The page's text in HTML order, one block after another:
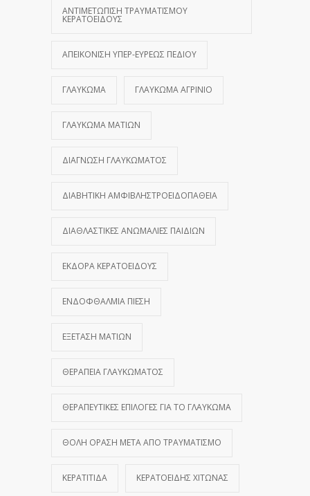
ΑΝΤΙΜΕΤΏΠΙΣΗ ΤΡΑΥΜΑΤΙΣΜΟΎ
ΚΕΡΑΤΟΕΙΔΟΎΣ
ΑΠΕΙΚΌΝΙΣΗ ΥΠΕΡ-ΕΥΡΈΩΣ ΠΕΔΊΟΥ
ΓΛΑΎΚΩΜΑ ΓΛΑΎΚΩΜΑ ΑΓΡΊΝΙΟ
ΓΛΑΎΚΩΜΑ ΜΑΤΙΏΝ
ΔΙΆΓΝΩΣΗ ΓΛΑΥΚΏΜΑΤΟΣ
ΔΙΑΒΗΤΙΚΉ ΑΜΦΙΒΛΗΣΤΡΟΕΙΔΟΠΆΘΕΙΑ
ΔΙΑΘΛΑΣΤΙΚΈΣ ΑΝΩΜΑΛΊΕΣ ΠΑΙΔΙΏΝ
ΕΚΔΟΡΆ ΚΕΡΑΤΟΕΙΔΟΎΣ
ΕΝΔΟΦΘΆΛΜΙΑ ΠΊΕΣΗ
ΕΞΈΤΑΣΗ ΜΑΤΙΏΝ
ΘΕΡΑΠΕΊΑ ΓΛΑΥΚΏΜΑΤΟΣ
ΘΕΡΑΠΕΥΤΙΚΈΣ ΕΠΙΛΟΓΈΣ ΓΙΑ ΤΟ ΓΛΑΎΚΩΜΑ
ΘΟΛΉ ΌΡΑΣΗ ΜΕΤΆ ΑΠΌ ΤΡΑΥΜΑΤΙΣΜΌ
ΚΕΡΑΤΊΤΙΔΑ ΚΕΡΑΤΟΕΙΔΉΣ ΧΙΤΏΝΑΣ